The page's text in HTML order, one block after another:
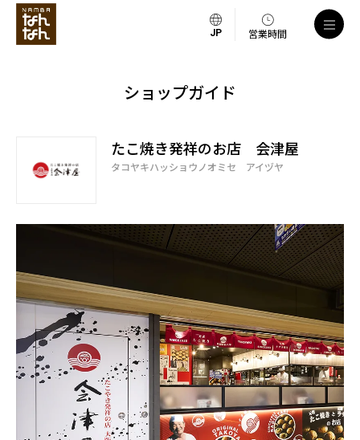
営業時間
ショップガイド
たこ焼き発祥のお店 会津屋
タコヤキハッショウノオミセ アイヅヤ